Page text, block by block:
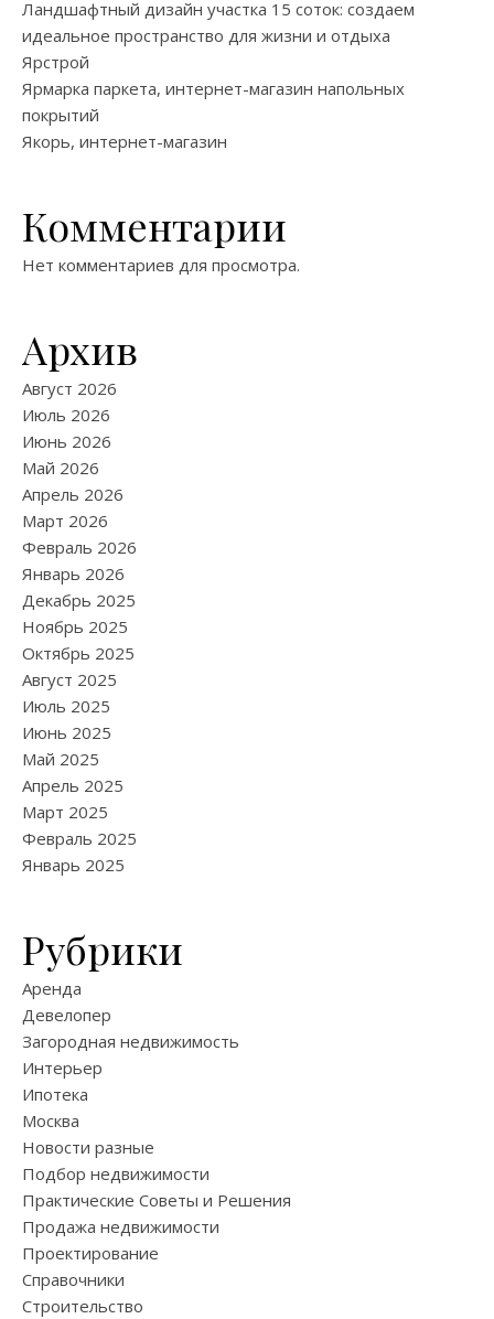
Ландшафтный дизайн участка 15 соток: создаем
идеальное пространство для жизни и отдыха
Ярстрой
Ярмарка паркета, интернет-магазин напольных
покрытий
Якорь, интернет-магазин
Комментарии
Нет комментариев для просмотра.
Архив
Август 2026
Июль 2026
Июнь 2026
Май 2026
Апрель 2026
Март 2026
Февраль 2026
Январь 2026
Декабрь 2025
Ноябрь 2025
Октябрь 2025
Август 2025
Июль 2025
Июнь 2025
Май 2025
Апрель 2025
Март 2025
Февраль 2025
Январь 2025
Рубрики
Аренда
Девелопер
Загородная недвижимость
Интерьер
Ипотека
Москва
Новости разные
Подбор недвижимости
Практические Советы и Решения
Продажа недвижимости
Проектирование
Справочники
Строительство